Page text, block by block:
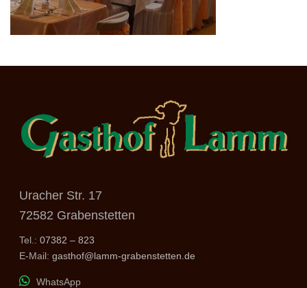
Uracher Str. 17
72582 Grabenstetten
Tel.:07382 – 823
E-Mail:gasthof@lamm-grabenstetten.de
WhatsApp